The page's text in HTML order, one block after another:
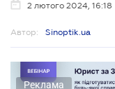
2 лютого 2024, 16:18
Автор: Sinoptik.ua
Реклама